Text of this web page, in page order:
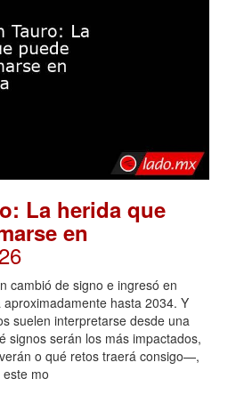
La herida que
en
cambió de signo e ingresó en
hasta 2034. Y
suelen interpretarse desde una
serán los más impactados,
o qué retos traerá consigo—,
mo